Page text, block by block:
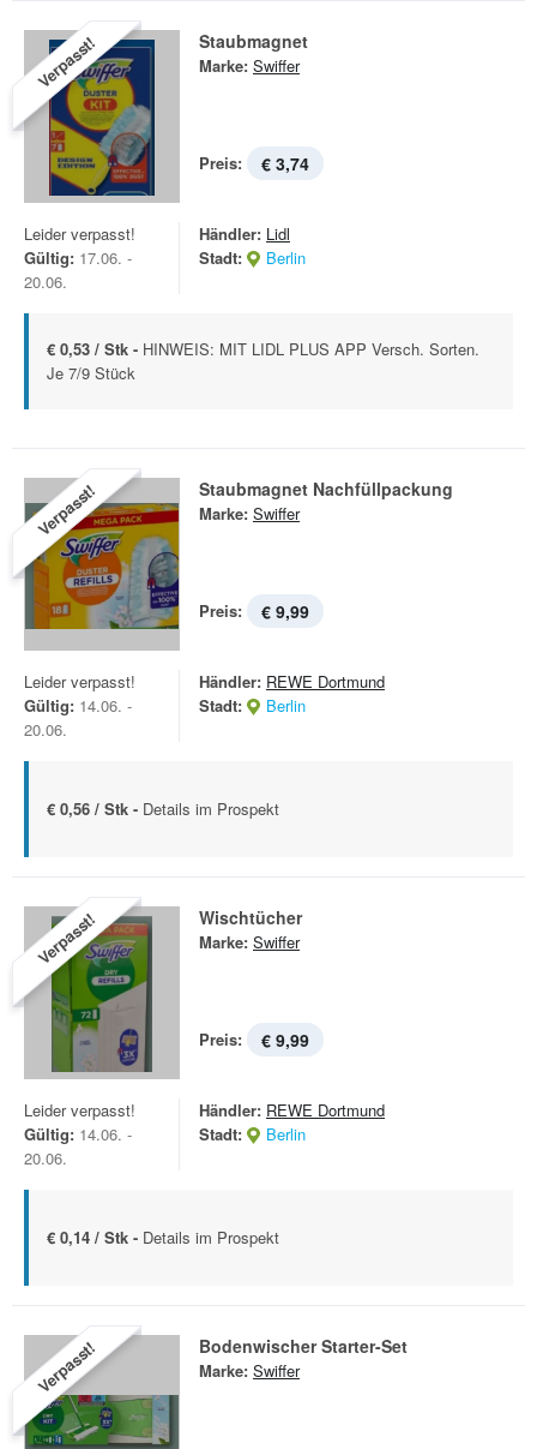
Verpasst! Staubmagnet
Marke: Swiffer
Preis: € 3,74
Leider verpasst!
Gültig: 17.06. -
20.06.
Händler: Lidl
Stadt:
Berlin
€ 0,53 / Stk - HINWEIS: MIT LIDL PLUS APP Versch. Sorten.
Je 7/9 Stück
Verpasst! Staubmagnet Nachfüllpackung
Marke: Swiffer
Preis: € 9,99
Leider verpasst!
Gültig: 14.06. -
20.06.
Händler: REWE Dortmund
Stadt:
Berlin
€ 0,56 / Stk - Details im Prospekt
Verpasst! Wischtücher
Marke: Swiffer
Preis: € 9,99
Leider verpasst!
Gültig: 14.06. -
20.06.
Händler: REWE Dortmund
Stadt:
Berlin
€ 0,14 / Stk - Details im Prospekt
Verpasst! Bodenwischer Starter-Set
Marke: Swiffer